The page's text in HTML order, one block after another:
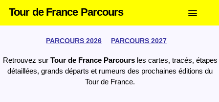
Tour de France Parcours
PARCOURS 2026 PARCOURS 2027
Retrouvez sur Tour de France Parcoursles cartes, tracés, étapes
détaillées, grands départs et rumeurs des prochaines éditions du
Tour de France.